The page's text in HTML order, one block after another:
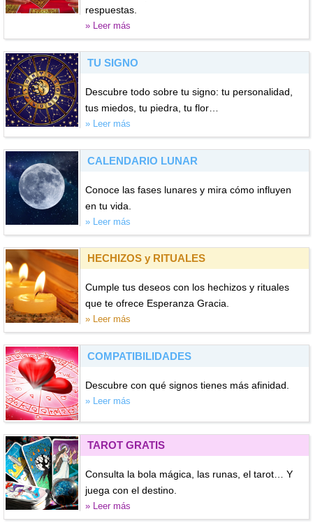
respuestas.
» Leer más
TU SIGNO
Descubre todo sobre tu signo: tu personalidad,
tus miedos, tu piedra, tu flor…
» Leer más
CALENDARIO LUNAR
Conoce las fases lunares y mira cómo influyen
en tu vida.
» Leer más
HECHIZOS y RITUALES
Cumple tus deseos con los hechizos y rituales
que te ofrece Esperanza Gracia.
» Leer más
COMPATIBILIDADES
Descubre con qué signos tienes más afinidad.
» Leer más
TAROT GRATIS
Consulta la bola mágica, las runas, el tarot… Y
juega con el destino.
» Leer más